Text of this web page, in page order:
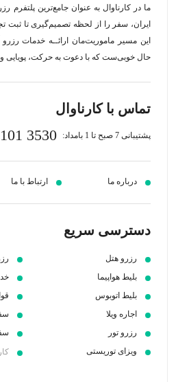
ما در کارناوال به عنوان جامع‌ترین
ایران، سفر را از لحظه‌ تصمیم‌گیری تا ثبت
این مسیر‍ ماموریت‌مان اراﺋــﻪ خدمات
حال خوبی‌ست که با دعوت به حرکت، پویایی
تماس با کارناوال
پشتیبانی 7 صبح تا 1 بامداد: 3530
درباره ما ارتباط با ما
دسترسی سریع
رزرو هتل
بلیط هواپیما
بلیط اتوبوس
اجاره ویلا
رزرو تور
ویزای توریستی